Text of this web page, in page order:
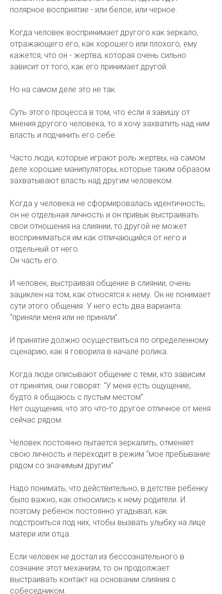
полярное восприятие - или белое, или черное.
Когда человек воспринимает другого как зеркало,
отражающего его, как хорошего или плохого, ему
кажется, что он - жертва, которая очень сильно
зависит от того, как его принимает другой.
Но на самом деле это не так.
Суть этого процесса в том, что если я завишу от
мнения другого человека, то я хочу захватить над ним
власть и подчинить его себе.
Часто люди, которые играют роль жертвы, на самом
деле хорошие манипуляторы, которые таким образом
захватывают власть над другим человеком.
Когда у человека не сформировалась идентичность,
он не отдельная личность и он привык выстраивать
свои отношения на слиянии, то другой не может
восприниматься им как отличающийся от него и
отдельный от него.
Он часть его.
И человек, выстраивая общение в слиянии, очень
зациклен на том, как относятся к нему. Он не понимает
сути этого общения. У него есть два варианта:
“приняли меня или не приняли”.
И принятие должно осуществиться по определенному
сценарию, как я говорила в начале ролика.
Когда люди описывают общение с теми, кто зависим
от принятия, они говорят: “У меня есть ощущение,
будто я общаюсь с пустым местом”.
Нет ощущения, что это что-то другое отличное от меня
сейчас рядом.
Человек постоянно пытается зеркалить, отменяет
свою личность и переходит в режим “мое пребывание
рядом со значимым другим”.
Надо понимать, что действительно, в детстве ребенку
было важно, как относились к нему родители. И
поэтому ребенок постоянно угадывал, как
подстроиться под них, чтобы вызвать улыбку на лице
матери или отца.
Если человек не достал из бессознательного в
сознание этот механизм, то он продолжает
выстраивать контакт на основании слияния с
собеседником.